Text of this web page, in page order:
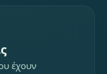
έχουν